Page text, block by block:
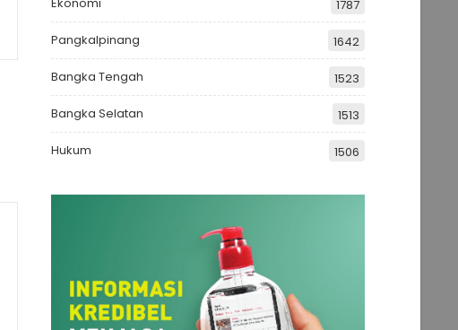
1787
Pangkalpinang 1642
Bangka Tengah 1523
Bangka Selatan 1513
Hukum 1506